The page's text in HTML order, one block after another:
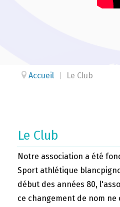
Accueil Le Club
Le Club
Notre association a été
Sport athlétique
début des années 80,
ce changement de nom ne